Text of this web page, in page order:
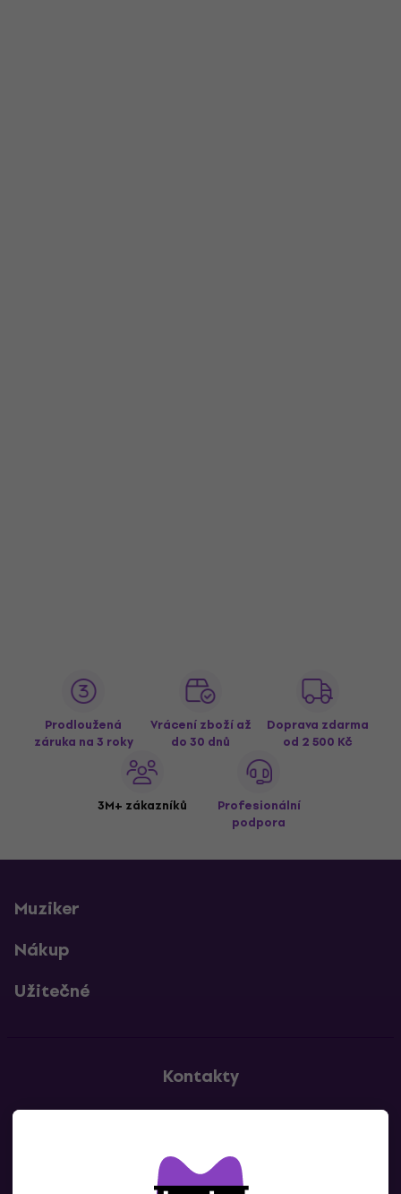
Prodloužená
záruka na 3 roky
Vrácení zboží až
do 30 dnů
Doprava zdarma
od 2 500 Kč
3M+ zákazníků
Profesionální
podpora
Muziker
Nákup
Užitečné
Kontakty